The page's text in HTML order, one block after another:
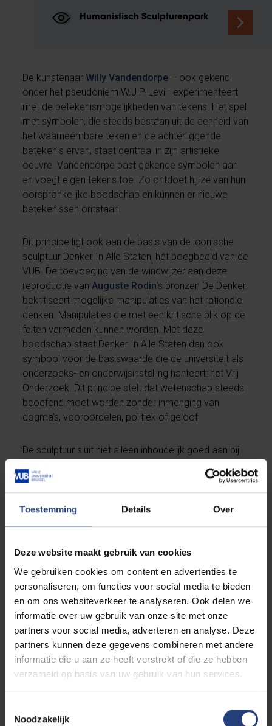
Toestemming Details Over
Deze website maakt gebruik van cookies
We gebruiken cookies om content en advertenties te
personaliseren, om functies voor social media te bieden
en om ons websiteverkeer te analyseren. Ook delen we
informatie over uw gebruik van onze site met onze
partners voor social media, adverteren en analyse. Deze
partners kunnen deze gegevens combineren met andere
informatie die u aan ze heeft verstrekt of die ze hebben
verzameld op basis van uw gebruik van hun services.
Noodzakelijk
Humanistisch Sculpturenpark
De kunstenaar Willy Vandendorpe – ook gekend
onder het pseudoniem W.J.P. Levi - experimenteert
met de betekenismogelijkheden van tekens. Het spel
met symbolen, die steeds bestaan uit de eenheid van
het waarneembare teken en de achterliggende
betekenis ervan, staat centraal in zijn artistieke
oeuvre. Vandendorpe past gekende symbolen aan
en voegt eigen tekens toe. Zo ontdoet hij ze van hun
oorspronkelijke boodschap en kunnen er nieuwe
betekenissen ontstaan.
Dit principe ligt ook aan de basis van de iconische
sculptuur Denker In Alle Staten, hét boegbeeld van de
VUB. De toevoeging van de windwijzer aan deze
reproductie vanAuguste Rodin’s bronzen De Denker
bekritiseert mogelijke manipulaties van het rationele
denken. Manipulaties die met een kritische blik op de
feiten vermeden kunnen worden. Met deze
boodschap staat Denker In Alle Staten dan ook
symbool voor de basiswaarde die de universiteit als
onderzoeks- en onderwijsinstelling hanteert: het Vrij
Onderzoek. Dit principe stelt dat wetenschap steeds
beoefend moet worden zonder inmenging van
dogma's, vooroordelen, politiek of geloof.
De sculptuur sluit niet alleen inhoudelijk goed aan bij
vervaardigd is, schuilt er een verband met de
universiteit. De chemische verbinding van het
Vubonite, een keramisch polyester, werd in de jaren
‘80 namelijk aan de universiteit ontwikkeld. In 2006
van Denker In Alle Staten, die hij afwerkte met een
glanzende, rode laklaag.
De sculptuur werd in 2007 op de campus geplaatst
naar aanleiding van de viering van 150 jaar Vlaamse
studenten in Brussel. Het initiatief werd ondersteund
door deOudstudentenbond, het Brussels Studenten
Genootschap GTGV, de vzwUPVen de Dienst Cultuur
van de VUB. De sculptuur herinnert ons eraan dat er
studenten in de hoofdstad aanwezig waren.